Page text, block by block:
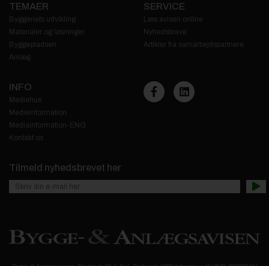
TEMAER
Byggeriets udvikling
Materialer og løsninger
Byggepladsen
Anlæg
SERVICE
Læs avisen online
Nyhedsbreve
Artikler fra samarbejdspartnere
INFO
Mediehus
Medieinformation
Mediainformation-ENG
Kontakt os
Tilmeld nyhedsbrevet her